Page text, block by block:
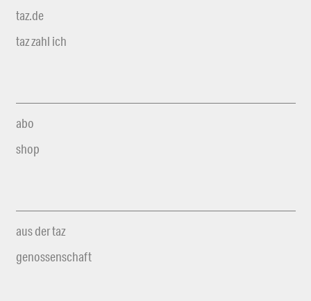
taz.de
taz zahl ich
abo
shop
aus der taz
genossenschaft